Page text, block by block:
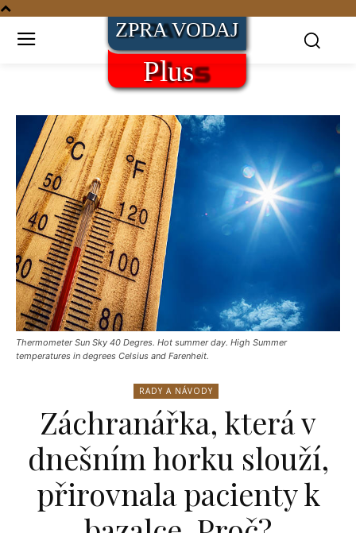
Thermometer Sun Sky 40 Degres. Hot summer day. High Summer
temperatures in degrees Celsius and Farenheit.
RADY A NÁVODY
Záchranářka, která v
dnešním horku slouží,
přirovnala pacienty k